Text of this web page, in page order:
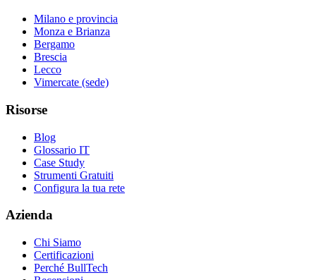
Milano e provincia
Monza e Brianza
Bergamo
Brescia
Lecco
Vimercate (sede)
Risorse
Blog
Glossario IT
Case Study
Strumenti Gratuiti
Configura la tua rete
Azienda
Chi Siamo
Certificazioni
Perché BullTech